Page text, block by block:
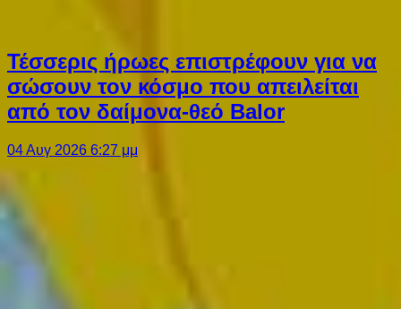
Τέσσερις ήρωες επιστρέφουν για να
σώσουν τον κόσμο που απειλείται
από τον δαίμονα-θεό Balor
04 Αυγ 2026 6:27 μμ